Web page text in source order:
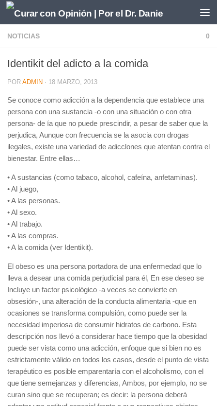
Saltar al contenido
NOTICIAS 0
Identikit del adicto a la comida
POR ADMIN · 18 MARZO, 2013
Se conoce como adicción a la dependencia que establece una
persona con una sustancia -o con una situación o con otra
persona- de ía que no puede prescindir, a pesar de saber que la
perjudica, Aunque con frecuencia se la asocia con drogas
ilegales, existe una variedad de adicclones que atentan contra el
bienestar. Entre ellas…
• A sustancias (como tabaco, alcohol, cafeína, anfetaminas).
• Al juego,
• A las personas.
• Al sexo.
• Al trabajo.
• A las compras.
• A la comida (ver Identikit).
El obeso es una persona portadora de una enfermedad que lo
lleva a desear una comida perjudicial para él, En ese deseo se
Incluye un factor psicológico -a veces se convierte en
obsesión-, una alteración de la conducta alimentaria -que en
ocasiones se transforma compulsión, como puede ser la
necesidad imperiosa de consumir hidratos de carbono. Esta
descripción nos llevó a considerar hace tiempo que la obesidad
puede ser vista como una adicción, enfoque que si bien no es
estrictamente válido en todos los casos, desde el punto de vista
terapéutico es posible emparentaría con el alcoholismo, con el
que tiene semejanzas y diferencias, Ambos, por ejemplo, no se
curan sino que se recuperan; es decir: la persona deberá